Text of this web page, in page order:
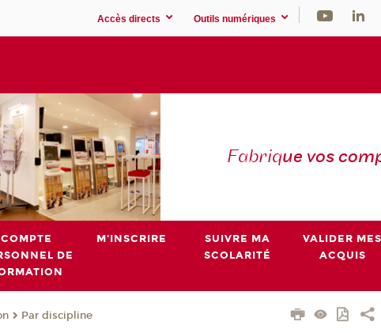
Accès directs Outils numériques
Fabrique vos
COMPTE
DE
M'INSCRIRE
SUIVRE MA
SCOLARITÉ
VALIDER MES
ACQUIS
Par discipline